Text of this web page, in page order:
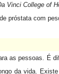
Vinci College of
próstata com
as pessoas.
É
da vida.